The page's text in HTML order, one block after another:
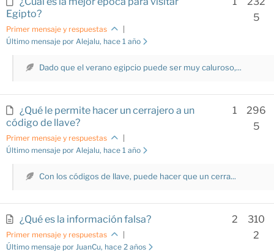
Egipto?
Primer mensaje y respuestas
|
Último mensaje por Alejalu, hace 1 año
5
Dado que el verano egipcio puede ser muy caluroso,...
¿Qué le permite hacer un cerrajero a un
código de llave?
Primer mensaje y respuestas
|
Último mensaje por Alejalu, hace 1 año
296
5
1
Con los códigos de llave, puede hacer que un cerra...
¿Qué es la información falsa?
Primer mensaje y respuestas
|
Último mensaje por JuanCu, hace 2 años
310
2
2